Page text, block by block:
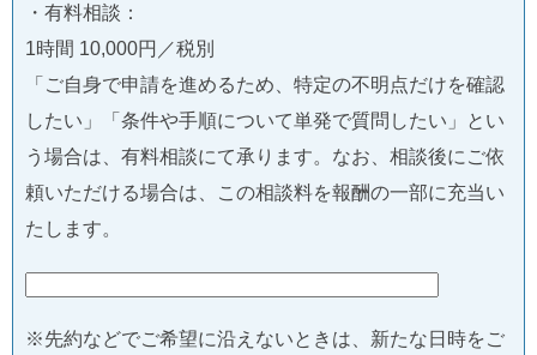
・有料相談：
1時間 10,000円／税別
「ご自身で申請を進めるため、特定の不明点だけを確認
したい」「条件や手順について単発で質問したい」とい
う場合は、有料相談にて承ります。なお、相談後にご依
頼いただける場合は、この相談料を報酬の一部に充当い
たします。
※先約などでご希望に沿えないときは、新たな日時をご